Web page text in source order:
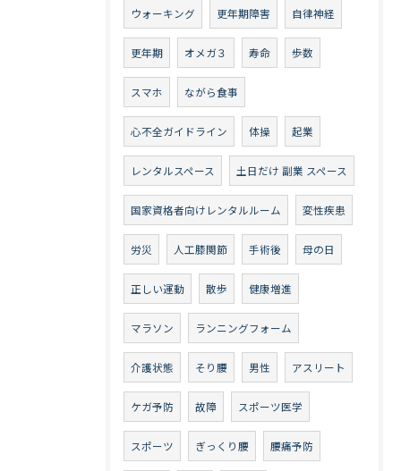
ウォーキング 更年期障害 自律神経
更年期 オメガ３ 寿命 歩数
スマホ ながら食事
心不全ガイドライン 体操 起業
レンタルスペース 土日だけ 副業 スペース
国家資格者向けレンタルルーム 変性疾患
労災 人工膝関節 手術後 母の日
正しい運動 散歩 健康増進
マラソン ランニングフォーム
介護状態 そり腰 男性 アスリート
ケガ予防 故障 スポーツ医学
スポーツ ぎっくり腰 腰痛予防